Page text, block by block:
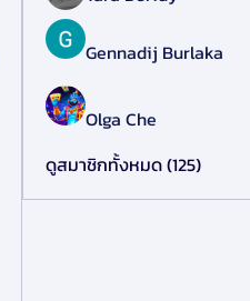
Gennadij Burlaka
Olga Che
ดูสมาชิกทั้งหมด (125)